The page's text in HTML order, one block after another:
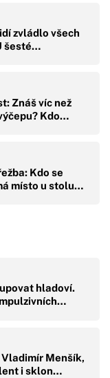
zvládlo všech
šesté…
Znáš víc než
štamgast, co sedí u výčepu? Kdo…
Kdo se
místo u stolu…
hladoví.
Menšík,
i sklon…